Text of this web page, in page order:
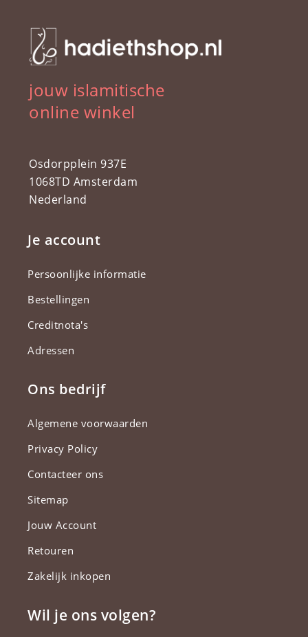
jouw islamitische
online winkel
Osdorpplein 937E
1068TD Amsterdam
Nederland
Je account
Persoonlijke informatie
Bestellingen
Creditnota's
Adressen
Ons bedrijf
Algemene voorwaarden
Privacy Policy
Contacteer ons
Sitemap
Jouw Account
Retouren
Zakelijk inkopen
Wil je ons volgen?